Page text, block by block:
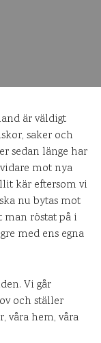
är väldigt
saker och
sedan länge har
mot nya
kär eftersom vi
nu bytas mot
man röstat på i
med ens egna
Vi går
och ställer
våra hem, våra